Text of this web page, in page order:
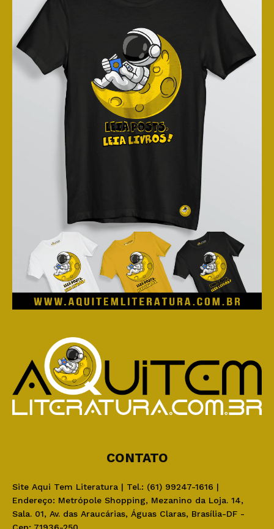
CONTATO
Site Aqui Tem Literatura | Tel.: (61) 99247-1616 |
Endereço: Metrópole Shopping, Mezanino da Loja. 14,
Sala. 01, Av. das Araucárias, Águas Claras, Brasília-DF -
Cep: 71936-250